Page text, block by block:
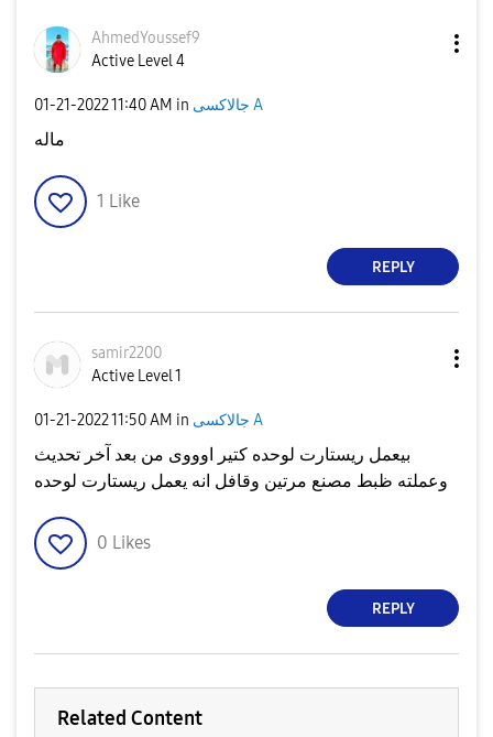
AhmedYoussef9
Active Level 4
‎01-21-202211:40 AM in جالاكسى A
ماله
1 Like
REPLY
samir2200
Active Level 1
‎01-21-202211:50 AM in جالاكسى A
بيعمل ريستارت لوحده كتير اوووى من بعد آخر تحديث
وعملته ظبط مصنع مرتين وقافل انه يعمل ريستارت لوحده
0 Likes
REPLY
Related Content